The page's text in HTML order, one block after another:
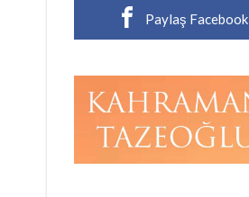
Paylaş Facebook